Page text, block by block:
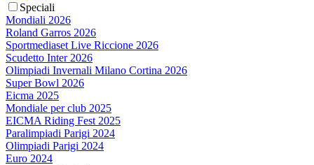
Speciali
Mondiali 2026
Roland Garros 2026
Sportmediaset Live Riccione 2026
Scudetto Inter 2026
Olimpiadi Invernali Milano Cortina 2026
Super Bowl 2026
Eicma 2025
Mondiale per club 2025
EICMA Riding Fest 2025
Paralimpiadi Parigi 2024
Olimpiadi Parigi 2024
Euro 2024